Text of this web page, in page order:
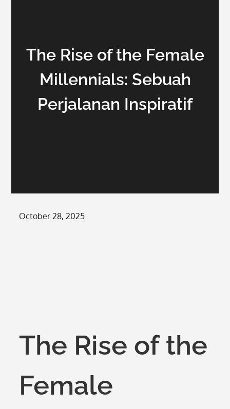
The Rise of the Female
Millennials: Sebuah
Perjalanan Inspiratif
Posted
October 28, 2025
The Rise of the
Female